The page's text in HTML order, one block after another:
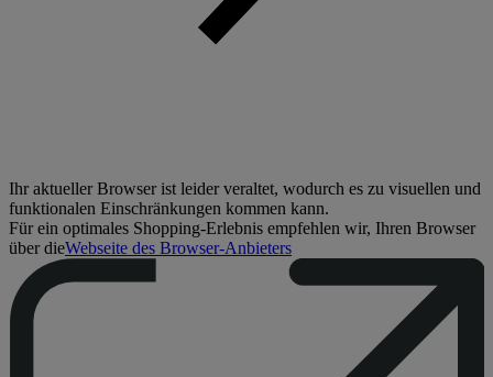
Ihr aktueller Browser ist leider veraltet, wodurch es zu visuellen und
funktionalen Einschränkungen kommen kann.
Für ein optimales Shopping-Erlebnis empfehlen wir, Ihren Browser
über dieWebseite des Browser-Anbieters